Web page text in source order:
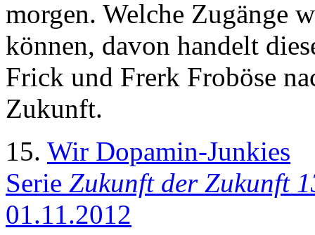
morgen. Welche Zugänge
können, davon handelt
Frick und Frerk Froböse
Zukunft.
15. Wir Dopamin-Junkies
Serie Zukunft der Zukunft
01.11.2012